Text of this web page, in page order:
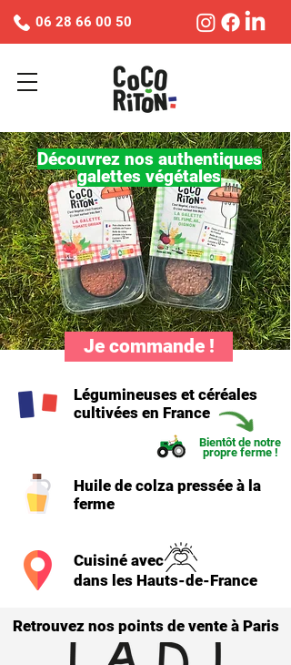
06 28 66 00 50
Légumineuses et céréales
cultivées en France
Découvrez nos authentiques
galettes végétales
Je commande !
Bientôt de notre
propre ferme !
Huile de colza pressée à la
ferme
Cuisiné avec
dans les Hauts-de-France
Retrouvez nos points de vente à Paris